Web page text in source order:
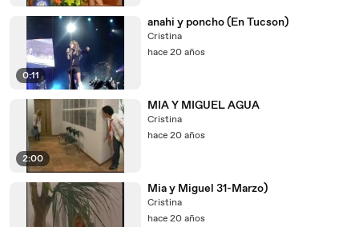
0:11
anahi y poncho (En Tucson)
Cristina
hace 20 años
2:00
MIA Y MIGUEL AGUA
Cristina
hace 20 años
Mia y Miguel 31-Marzo)
Cristina
hace 20 años